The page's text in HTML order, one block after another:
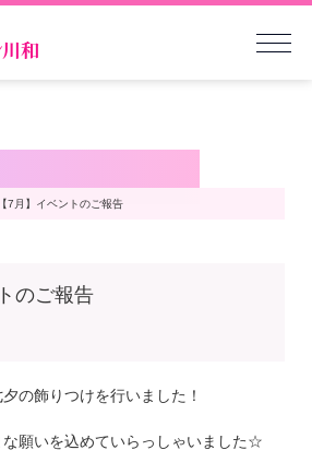
【7月】イベントのご報告
のご報告
の飾りつけを行いました！
願いを込めていらっしゃいました☆